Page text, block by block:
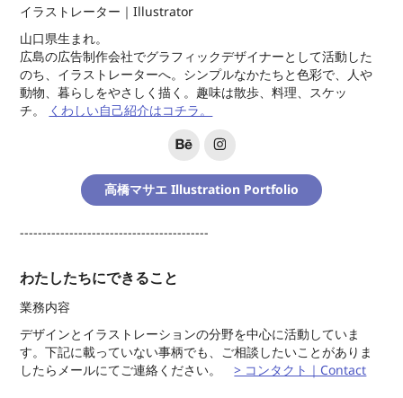
イラストレーター｜Illustrator
山口県生まれ。
広島の広告制作会社でグラフィックデザイナーとして活動した
のち、イラストレーターへ。シンプルなかたちと色彩で、人や
動物、暮らしをやさしく描く。趣味は散歩、料理、スケッ
チ。くわしい自己紹介はコチラ。
高橋マサエ Illustration Portfolio
------------------------------------------
わたしたちにできること
業務内容
デザインとイラストレーションの分野を中心に活動していま
す。下記に載っていない事柄でも、ご相談したいことがありま
したらメールにてご連絡ください。> コンタクト｜Contact